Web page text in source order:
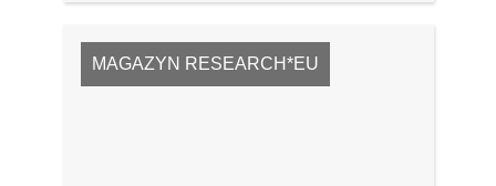
MAGAZYN RESEARCH*EU